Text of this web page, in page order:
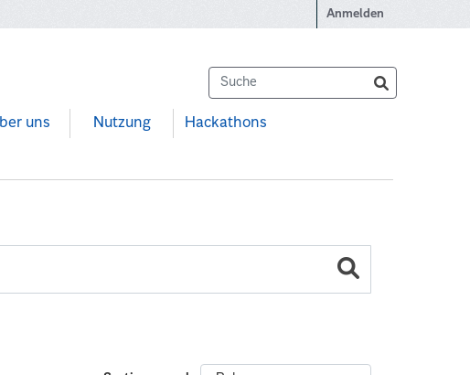
Anmelden
uns Nutzung Hackathons